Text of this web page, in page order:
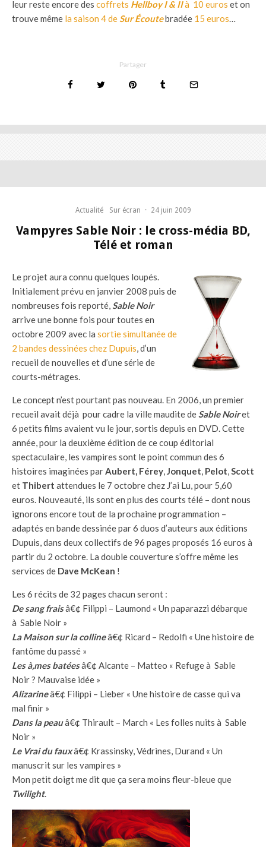
leur reste encore des coffrets Hellboy I & IIà 10 euros et on
trouve même la saison 4 de Sur Écoutebradée 15 euros
Partager
Actualité Sur écran · 24 juin 2009
Vampyres Sable Noir : le cross-média BD,
Télé et roman
Le projet aura connu quelques loupés.
Initialement prévu en janvier 2008 puis de
nombreuses fois reporté, Sable Noir
arrive une bonne fois pour toutes en
octobre 2009 avec la sortie simultanée de
2 bandes dessinées chez Dupuis , d’un
recueil de nouvelles et d’une série de
courts-métrages.
Le concept n’est pourtant pas nouveau. En 2006, un premier
recueil avait déjà pour cadre la ville maudite de Sable Noiret
6 petits films avaient vu le jour, sortis depuis en DVD. Cette
année, pour la deuxième édition de ce coup éditorial
spectaculaire, les vampires sont le point commun des 6
histoires imaginées par Aubert, Férey Jonquet Pelot Scott
et Thibert attendues le 7 octobre chez J’ai Lu, pour 5,60
euros. Nouveauté, ils sont en plus des courts télé – dont nous
ignorons encore tout de la prochaine programmation –
adaptés en bande dessinée par 6 duos d’auteurs aux éditions
Dupuis, dans deux collectifs de 96 pages proposés 16 euros à
partir du 2 octobre. La double couverture s’offre même les
services de Dave McKean !
Les 6 récits de 32 pages chacun seront :
De sang fraisâ€¢ Filippi – Laumond « Un paparazzi débarque
à Sable Noir »
La Maison sur la collineâ€¢ Ricard – Redolfi « Une histoire de
fantôme du passé »
Les à‚mes batéesâ€¢ Alcante – Matteo « Refuge à Sable
Noir ? Mauvaise idée »
Alizarineâ€¢ Filippi – Lieber « Une histoire de casse qui va
mal finir »
Dans la peauâ€¢ Thirault – March « Les folles nuits à Sable
Noir »
Le Vrai du fauxâ€¢ Krassinsky, Védrines, Durand « Un
manuscrit sur les vampires »
Mon petit doigt me dit que ça sera moins fleur-bleue que
Twilight.